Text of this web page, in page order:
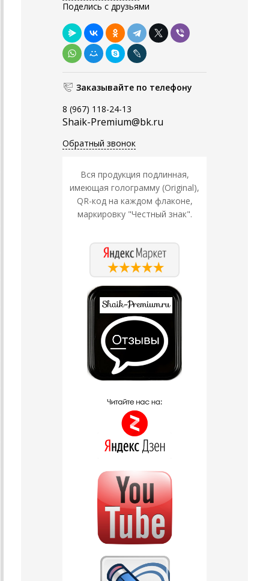
Поделись с друзьями
Заказывайте по телефону
8 (967) 118-24-13
Shaik-Premium@bk.ru
Обратный звонок
Вся продукция подлинная,
имеющая голограмму (Original),
QR-код на каждом флаконе,
маркировку "Честный знак".